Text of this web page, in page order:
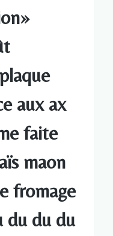
aux ax
faite
maon
fromage
du du du